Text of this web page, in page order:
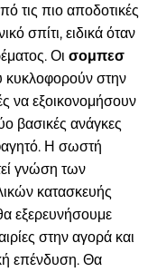
τις πιο αποδοτικές
σπίτι, ειδικά όταν
Οι σομπεσ
κυκλοφορούν στην
να εξοικονομήσουν
βασικές ανάγκες
Η σωστή
γνώση των
κατασκευής
εξερευνήσουμε
στην αγορά και
επένδυση. Θα